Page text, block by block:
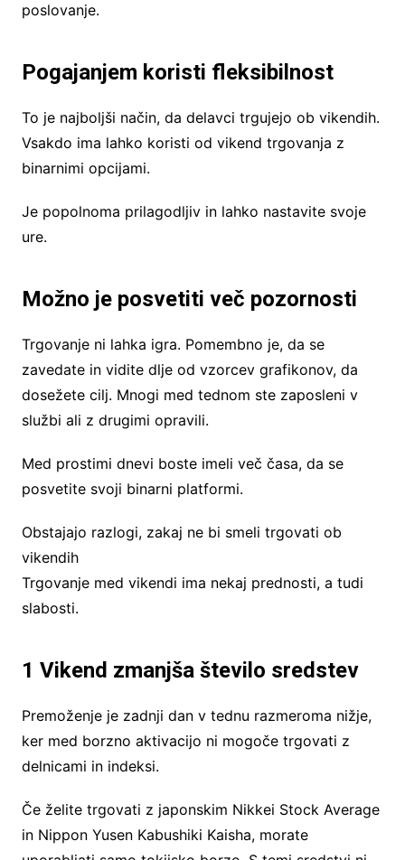
poslovanje.
Pogajanjem koristi fleksibilnost
To je najboljši način, da delavci trgujejo ob vikendih.
Vsakdo ima lahko koristi od vikend trgovanja z
binarnimi opcijami.
Je popolnoma prilagodljiv in lahko nastavite svoje
ure.
Možno je posvetiti več pozornosti
Trgovanje ni lahka igra. Pomembno je, da se
zavedate in vidite dlje od vzorcev grafikonov, da
dosežete cilj. Mnogi med tednom ste zaposleni v
službi ali z drugimi opravili.
Med prostimi dnevi boste imeli več časa, da se
posvetite svoji binarni platformi.
Obstajajo razlogi, zakaj ne bi smeli trgovati ob
vikendih
Trgovanje med vikendi ima nekaj prednosti, a tudi
slabosti.
1 Vikend zmanjša število sredstev
Premoženje je zadnji dan v tednu razmeroma nižje,
ker med borzno aktivacijo ni mogoče trgovati z
delnicami in indeksi.
Če želite trgovati z japonskim Nikkei Stock Average
in Nippon Yusen Kabushiki Kaisha, morate